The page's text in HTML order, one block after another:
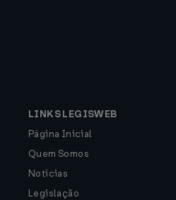
LINKS LEGISWEB
Página Inicial
Quem Somos
Notícias
Legislação